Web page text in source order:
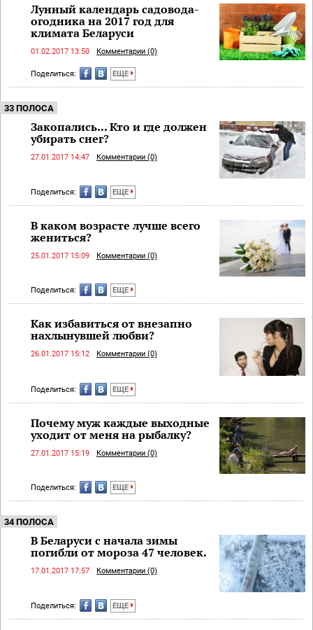
Лунный календарь садовода-
огодника на 2017 год для
климата Беларуси
01.02.2017 13:50 Комментарии (0)
Поделиться: ЕЩЕ
33 ПОЛОСА
Закопались...​ Кто и где должен
убирать снег?
27.01.2017 14:47 Комментарии (0)
Поделиться: ЕЩЕ
В каком возрасте лучше всего
жениться?
25.01.2017 15:09 Комментарии (0)
Поделиться: ЕЩЕ
Как избавиться от внезапно
нахлынувшей любви?
26.01.2017 15:12 Комментарии (0)
Поделиться: ЕЩЕ
Почему муж каждые выходные
уходит от меня на рыбалку?
27.01.2017 15:19 Комментарии (0)
Поделиться: ЕЩЕ
34 ПОЛОСА
В Беларуси с начала зимы
погибли от мороза 47 человек.
17.01.2017 17:57 Комментарии (0)
Поделиться: ЕЩЕ